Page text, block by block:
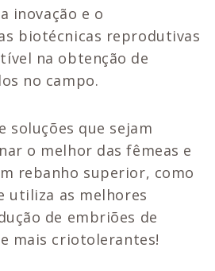
inovação e o
biotécnicas reprodutivas
na obtenção de
no campo.
soluções que sejam
o melhor das fêmeas e
rebanho superior, como
utiliza as melhores
de embriões de
mais criotolerantes!